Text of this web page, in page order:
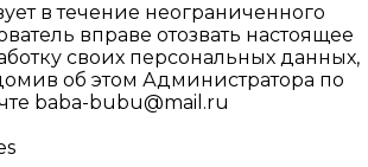
в течение неограниченного
вправе отозвать настоящее
своих персональных данных,
об этом Администратора по
baba-bubu@mail.ru